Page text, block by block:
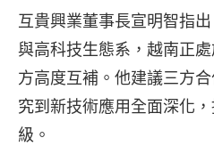
互貴興業董事長宣明智指
與高科技生態系，越南正
方高度互補。他建議三方
究到新技術應用全面深化
級。